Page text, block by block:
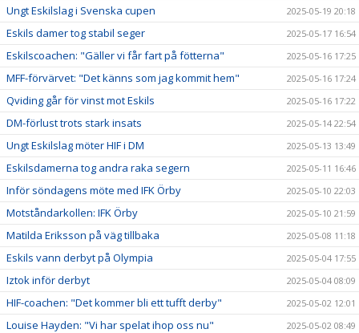
Ungt Eskilslag i Svenska cupen 2025-05-19 20:18
Eskils damer tog stabil seger 2025-05-17 16:54
Eskilscoachen: "Gäller vi får fart på fötterna" 2025-05-16 17:25
MFF-förvärvet: "Det känns som jag kommit hem" 2025-05-16 17:24
Qviding går för vinst mot Eskils 2025-05-16 17:22
DM-förlust trots stark insats 2025-05-14 22:54
Ungt Eskilslag möter HIF i DM 2025-05-13 13:49
Eskilsdamerna tog andra raka segern 2025-05-11 16:46
Inför söndagens möte med IFK Örby 2025-05-10 22:03
Motståndarkollen: IFK Örby 2025-05-10 21:59
Matilda Eriksson på väg tillbaka 2025-05-08 11:18
Eskils vann derbyt på Olympia 2025-05-04 17:55
Iztok inför derbyt 2025-05-04 08:09
HIF-coachen: "Det kommer bli ett tufft derby" 2025-05-02 12:01
Louise Hayden: "Vi har spelat ihop oss nu" 2025-05-02 08:49